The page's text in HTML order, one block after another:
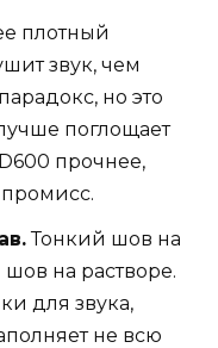
плотный
звук, чем
но это
поглощает
прочнее,
Тонкий шов на
на растворе.
для звука,
не всю